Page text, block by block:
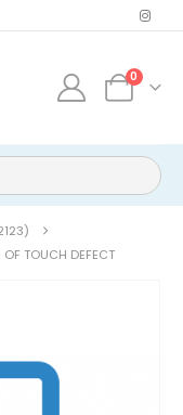
0
TOUCH DEFECT